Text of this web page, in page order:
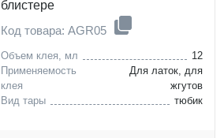
блистере
Код товара: AGR05
Объем клея, мл
12
Применяемость
клея
Для латок, для
жгутов
Вид тары
тюбик